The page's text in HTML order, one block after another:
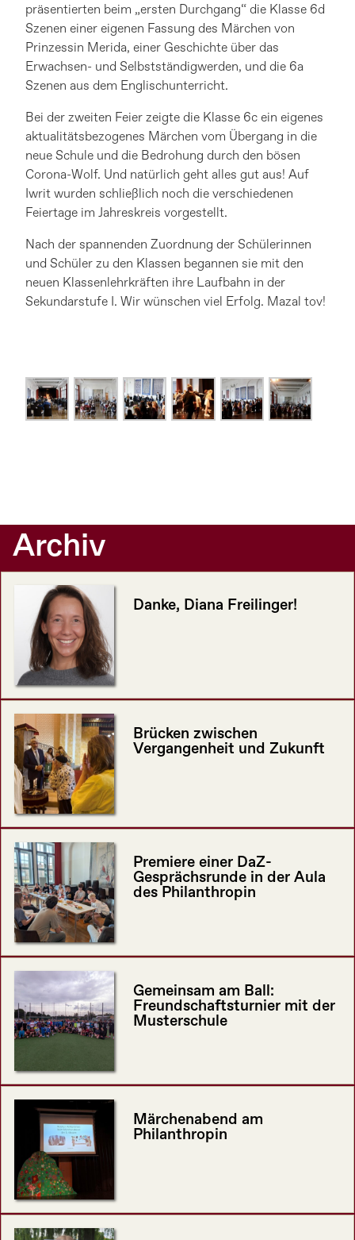
präsentierten beim „ersten Durchgang“ die Klasse 6d
Szenen einer eigenen Fassung des Märchen von
Prinzessin Merida, einer Geschichte über das
Erwachsen- und Selbstständigwerden, und die 6a
Szenen aus dem Englischunterricht.
Bei der zweiten Feier zeigte die Klasse 6c ein eigenes
aktualitätsbezogenes Märchen vom Übergang in die
neue Schule und die Bedrohung durch den bösen
Corona-Wolf. Und natürlich geht alles gut aus! Auf
Iwrit wurden schließlich noch die verschiedenen
Feiertage im Jahreskreis vorgestellt.
Nach der spannenden Zuordnung der Schülerinnen
und Schüler zu den Klassen begannen sie mit den
neuen Klassenlehrkräften ihre Laufbahn in der
Sekundarstufe I. Wir wünschen viel Erfolg. Mazal tov!
Archiv
Danke, Diana Freilinger!
Brücken zwischen
Vergangenheit und Zukunft
Premiere einer DaZ-
Gesprächsrunde in der Aula
des Philanthropin
Gemeinsam am Ball:
Freundschaftsturnier mit der
Musterschule
Märchenabend am
Philanthropin